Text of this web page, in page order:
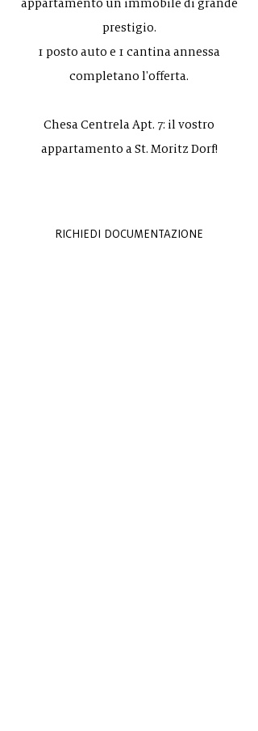
appartamento un immobile di grande
prestigio.
1 posto auto e 1 cantina annessa
completano l'offerta.
Chesa Centrela Apt. 7: il vostro
appartamento a St. Moritz Dorf!
RICHIEDI DOCUMENTAZIONE